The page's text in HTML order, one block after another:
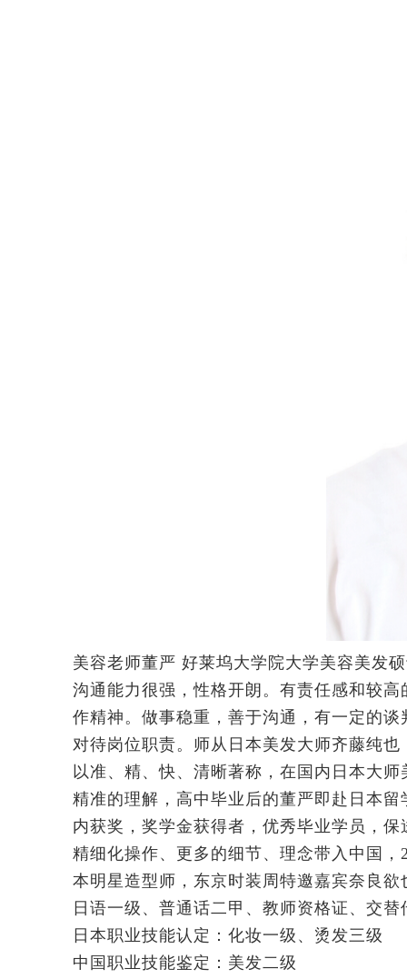
美容老师董严 好莱坞大学院大学美容美发
沟通能力很强，性格开朗。有责任感和较
作精神。做事稳重，善于沟通，有一定的
对待岗位职责。师从日本美发大师齐藤纯
以准、精、快、清晰著称，在国内日本大
精准的理解，高中毕业后的董严即赴日本
内获奖，奖学金获得者，优秀毕业学员，
精细化操作、更多的细节、理念带入中国
本明星造型师，东京时装周特邀嘉宾奈良
日语一级、普通话二甲、教师资格证、交替
日本职业技能认定：化妆一级、烫发三级
中国职业技能鉴定：美发二级